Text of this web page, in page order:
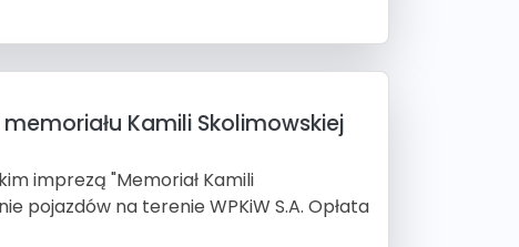
Kamili Skolimowskiej
imprezą "Memoriał Kamili
pojazdów na terenie WPKiW S.A. Opłata